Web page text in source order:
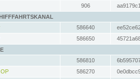
906
586640
586650
586810
586270